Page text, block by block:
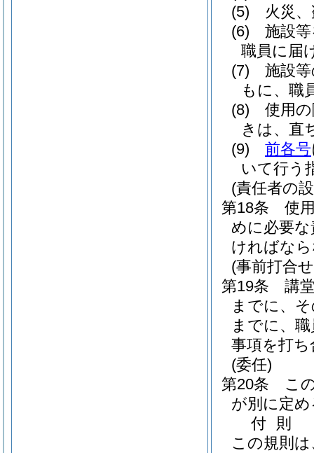
(5)
火災
(6)
施設
職員に届
(7)
施設
もに、職
(8)
使用
きは、直
(9)
前各号
いて行う
(責任者の
第18条
使
めに必要
ければな
(事前打合
第19条
講
までに、
までに、
事項を打
(委任)
第20条
こ
が別に定
付 則
この規則